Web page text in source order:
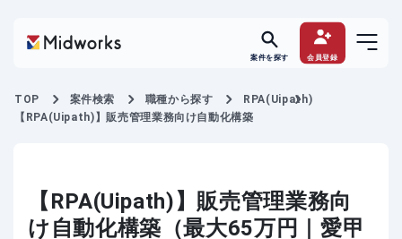
案件を探す 会員登録
TOP 案件検索 職種から探す
RPA(Uipath)
【RPA(Uipath)】販売管理業務向け自動化構築
【RPA(Uipath)】販売管理業務向
け自動化構築（最大65万円｜愛甲